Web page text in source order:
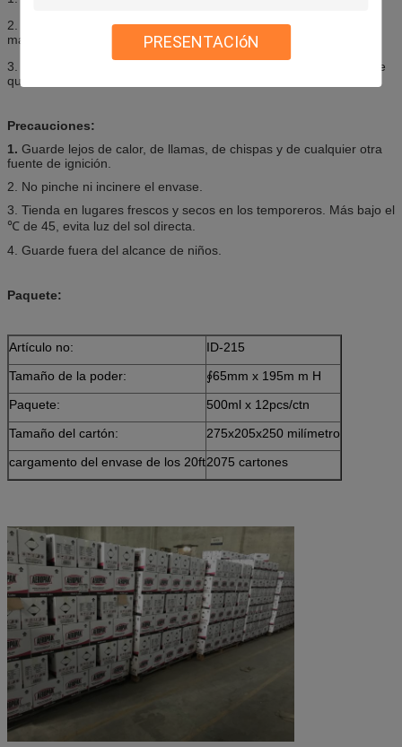
PRESENTACIóN
2. El control puede 4-10 pulgadas sobre la superficie ser
marcada;
3. Válvula limpia rociando al revés por 2-3 segundos después de
que cada uso.
Precauciones:
1. Guarde lejos de calor, de llamas, de chispas y de cualquier otra
fuente de ignición.
2. No pinche ni incinere el envase.
3. Tienda en lugares frescos y secos en los temporeros. Más bajo el
℃ de 45, evita luz del sol directa.
4. Guarde fuera del alcance de niños.
Paquete:
Artículo no:
ID-215
Tamaño de la poder:
∮65mm x 195m m H
Paquete:
500ml x 12pcs/ctn
Tamaño del cartón:
275x205x250 milímetro
cargamento del envase de los 20ft2075 cartones